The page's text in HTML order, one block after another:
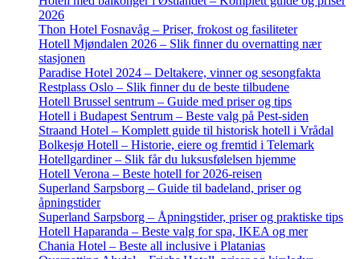
2026
Thon Hotel Fosnavåg – Priser, frokost og fasiliteter
Hotell Mjøndalen 2026 – Slik finner du overnatting nær
stasjonen
Paradise Hotel 2024 – Deltakere, vinner og sesongfakta
Restplass Oslo – Slik finner du de beste tilbudene
Hotell Brussel sentrum – Guide med priser og tips
Hotell i Budapest Sentrum – Beste valg på Pest-siden
Straand Hotel – Komplett guide til historisk hotell i Vrådal
Bolkesjø Hotell – Historie, eiere og fremtid i Telemark
Hotellgardiner – Slik får du luksusfølelsen hjemme
Hotell Verona – Beste hotell for 2026-reisen
Superland Sarpsborg – Guide til badeland, priser og
åpningstider
Superland Sarpsborg – Åpningstider, priser og praktiske tips
Hotell Haparanda – Beste valg for spa, IKEA og mer
Chania Hotel – Beste all inclusive i Platanias